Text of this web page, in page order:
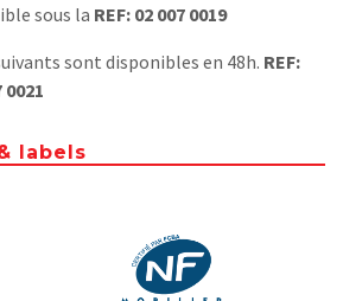
sous la REF: 02 007 0019
sont disponibles en 48h. REF:
0021
labels